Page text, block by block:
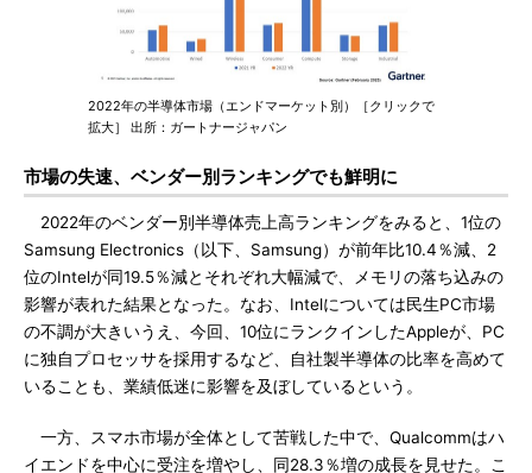
2022年の半導体市場（エンドマーケット別）［クリックで
拡大］ 出所：ガートナージャパン
市場の失速、ベンダー別ランキングでも鮮明に
2022年のベンダー別半導体売上高ランキングをみると、1位の
Samsung Electronics（以下、Samsung）が前年比10.4％減、2
位のIntelが同19.5％減とそれぞれ大幅減で、メモリの落ち込みの
影響が表れた結果となった。なお、Intelについては民生PC市場
の不調が大きいうえ、今回、10位にランクインしたAppleが、PC
に独自プロセッサを採用するなど、自社製半導体の比率を高めて
いることも、業績低迷に影響を及ぼしているという。
一方、スマホ市場が全体として苦戦した中で、Qualcommはハ
イエンドを中心に受注を増やし、同28.3％増の成長を見せた。こ